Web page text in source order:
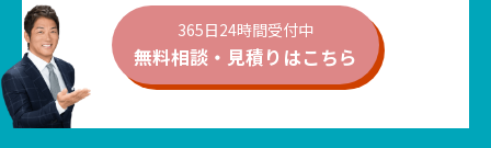
365日24時間受付中
無料相談・見積りはこちら